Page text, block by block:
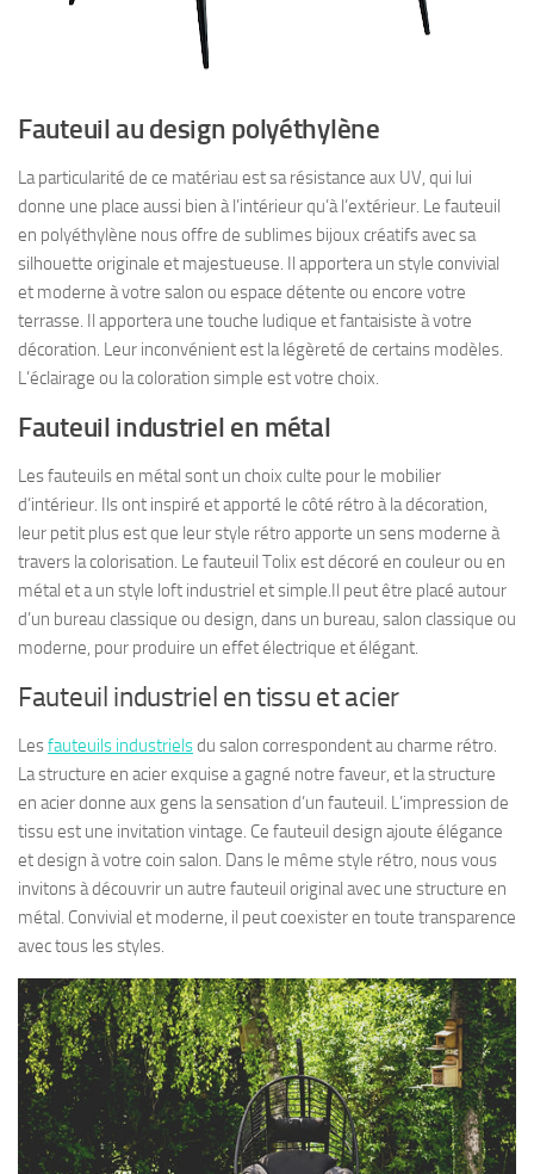
Fauteuil au design polyéthylène
La particularité de ce matériau est sa résistance aux UV, qui lui
donne une place aussi bien à l’intérieur qu’à l’extérieur. Le fauteuil
en polyéthylène nous offre de sublimes bijoux créatifs avec sa
silhouette originale et majestueuse. Il apportera un style convivial
et moderne à votre salon ou espace détente ou encore votre
terrasse. Il apportera une touche ludique et fantaisiste à votre
décoration. Leur inconvénient est la légèreté de certains modèles.
L’éclairage ou la coloration simple est votre choix.
Fauteuil industriel en métal
Les fauteuils en métal sont un choix culte pour le mobilier
d’intérieur. Ils ont inspiré et apporté le côté rétro à la décoration,
leur petit plus est que leur style rétro apporte un sens moderne à
travers la colorisation. Le fauteuil Tolix est décoré en couleur ou en
métal et a un style loft industriel et simple.Il peut être placé autour
d’un bureau classique ou design, dans un bureau, salon classique ou
moderne, pour produire un effet électrique et élégant.
Fauteuil industriel en tissu et acier
Lesfauteuils industrielsdu salon correspondent au charme rétro.
La structure en acier exquise a gagné notre faveur, et la structure
en acier donne aux gens la sensation d’un fauteuil. L’impression de
tissu est une invitation vintage. Ce fauteuil design ajoute élégance
et design à votre coin salon. Dans le même style rétro, nous vous
invitons à découvrir un autre fauteuil original avec une structure en
métal. Convivial et moderne, il peut coexister en toute transparence
avec tous les styles.